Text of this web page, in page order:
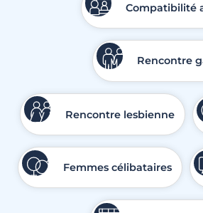
Compatibilité
Rencontre
Rencontre lesbienne
Femmes célibataires